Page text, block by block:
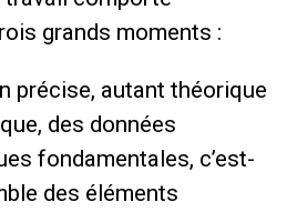
grands moments :
précise, autant théorique
des données
fondamentales, c’est-
des éléments